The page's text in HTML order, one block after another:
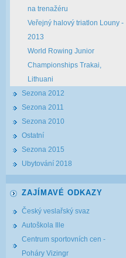
na trenažéru
Veřejný halový triatlon Louny -
2013
World Rowing Junior
Championships Trakai,
Lithuani
Sezona 2012
Sezona 2011
Sezona 2010
Ostatní
Sezona 2015
Ubytování 2018
ZAJÍMAVÉ ODKAZY
Český veslařský svaz
Autoškola Ille
Centrum sportovních cen -
Poháry Vizingr